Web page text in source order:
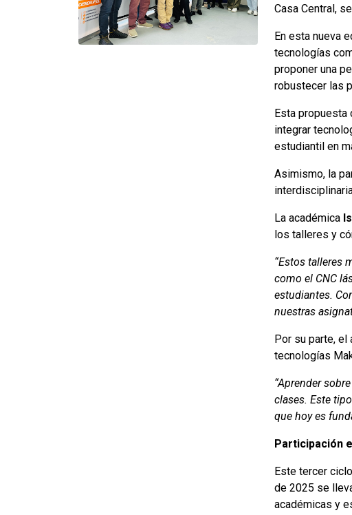
Casa Central,
En esta nueva
tecnologías
proponer una
robustecer las
Esta propuesta
integrar
estudiantil en
Asimismo, la
La académica
los talleres y
“Estos talleres
como el CNC
estudiantes.
nuestras
Por su parte, el
tecnologías
“Aprender
clases. Este
que hoy es
Participación
Este tercer
de 2025 se
académicas y